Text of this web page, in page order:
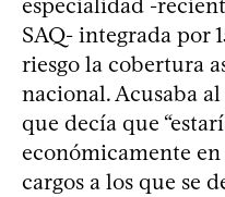
especialidad -
SAQ- integrada por
riesgo la cobertura
nacional. Acusaba
que decía que
económicamente
cargos a los que se